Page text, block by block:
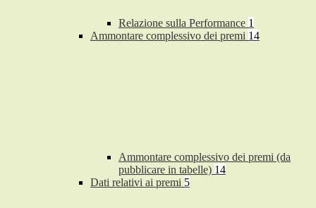
Relazione sulla Performance 1
Ammontare complessivo dei premi 14
Ammontare complessivo dei premi (da
pubblicare in tabelle) 14
Dati relativi ai premi 5